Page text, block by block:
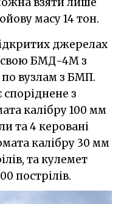
масу 14 тон.
джерелах
свою БМД-4М з
вузлам з БМП.
з
калібру 100 мм
та 4 керовані
калібру 30 мм
та кулемет
пострілів.